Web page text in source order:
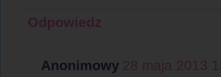
Odpowiedz
Anonimowy 28 maja 2013